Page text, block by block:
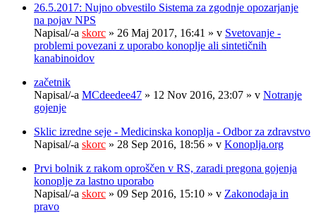
26.5.2017: Nujno obvestilo Sistema za zgodnje opozarjanje
na pojav NPS
Napisal/-a skorc » 26 Maj 2017, 16:41 » v Svetovanje -
problemi povezani z uporabo konoplje ali sintetičnih
kanabinoidov
začetnik
Napisal/-a MCdeedee47 » 12 Nov 2016, 23:07 » v Notranje
gojenje
Sklic izredne seje - Medicinska konoplja - Odbor za zdravstvo
Napisal/-a skorc » 28 Sep 2016, 18:56 » v Konoplja.org
Prvi bolnik z rakom oproščen v RS, zaradi pregona gojenja
konoplje za lastno uporabo
Napisal/-a skorc » 09 Sep 2016, 15:10 » v Zakonodaja in
pravo